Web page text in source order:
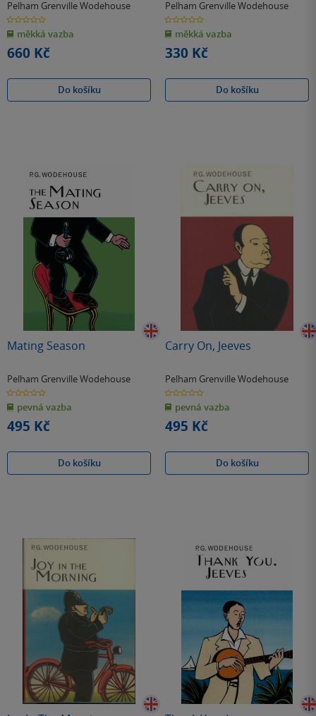
Pelham Grenville Wodehouse
0.0
z
5
hvězdiček
měkká vazba
660 Kč
Do košíku
Pelham Grenville Wodehouse
0.0
z
5
hvězdiček
měkká vazba
330 Kč
Do košíku
Mating Season
Pelham Grenville Wodehouse
0.0
z
5
hvězdiček
pevná vazba
495 Kč
Do košíku
Carry On, Jeeves
Pelham Grenville Wodehouse
0.0
z
5
hvězdiček
pevná vazba
495 Kč
Do košíku